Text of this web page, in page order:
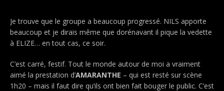
Je trouve que le groupe a beaucoup progressé. NILS apporte
beaucoup et je dirais même que dorénavant il pique la vedette
à ELIZE… en tout cas, ce soir.
C’est carré, festif. Tout le monde autour de moi a vraiment
aimé la prestation d’AMARANTHE – qui est resté sur scène
1h20 – mais il faut dire qu’ils ont bien fait bouger le public. C’est